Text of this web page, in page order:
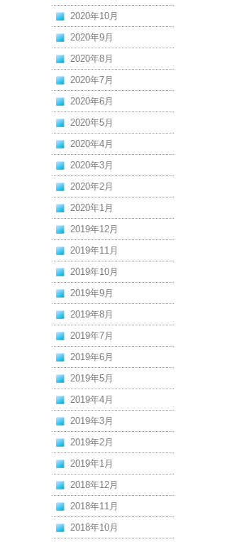
2020年10月
2020年9月
2020年8月
2020年7月
2020年6月
2020年5月
2020年4月
2020年3月
2020年2月
2020年1月
2019年12月
2019年11月
2019年10月
2019年9月
2019年8月
2019年7月
2019年6月
2019年5月
2019年4月
2019年3月
2019年2月
2019年1月
2018年12月
2018年11月
2018年10月